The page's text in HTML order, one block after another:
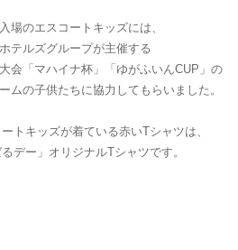
場のエスコートキッズには、
テルズグループが主催する
会「マハイナ杯」「ゆがふいんCUP」の
ムの子供たちに協力してもらいました。
トキッズが着ている赤いTシャツは、
るデー」オリジナルTシャツです。